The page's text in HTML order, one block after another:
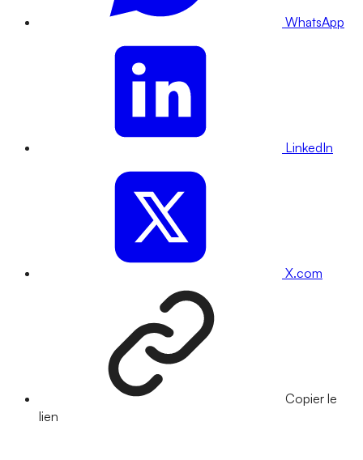
WhatsApp
LinkedIn
X.com
Copier le
lien